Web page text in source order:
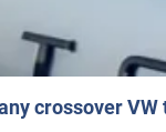
crossover